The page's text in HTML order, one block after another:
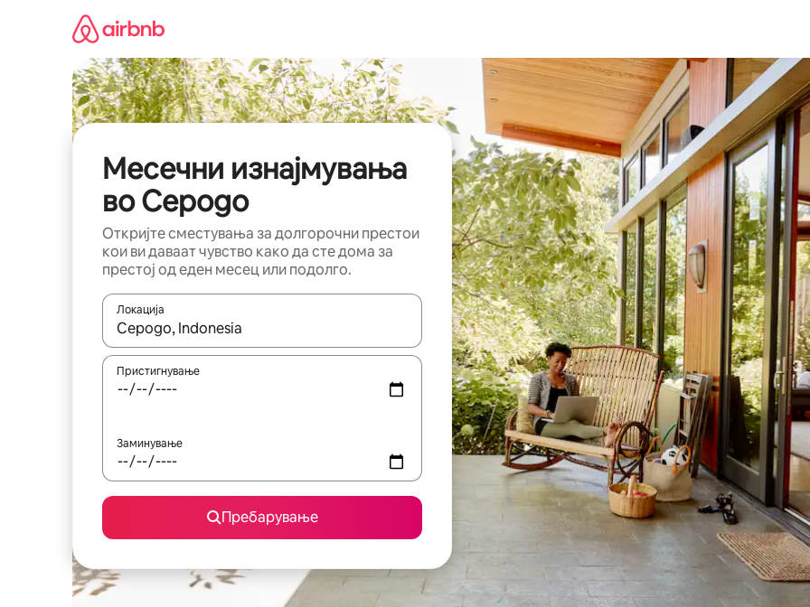
Месечни изнајмувања
во Cepogo
Откријте сместувања за долгорочни престои
кои ви даваат чувство како да сте дома за
престој од еден месец или подолго.
Локација
Кога резултатите се достапни, движете се со копчињата со стрелки нагоре и надолу или истражувајте со
Пристигнување
Заминување
Пребарување